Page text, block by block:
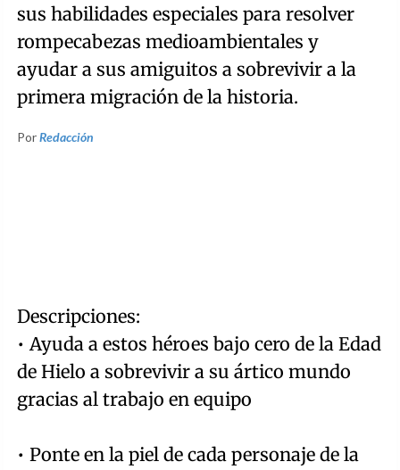
sus habilidades especiales para resolver
rompecabezas medioambientales y
ayudar a sus amiguitos a sobrevivir a la
primera migración de la historia.
PorRedacción
Descripciones:
• Ayuda a estos héroes bajo cero de la Edad
de Hielo a sobrevivir a su ártico mundo
gracias al trabajo en equipo
• Ponte en la piel de cada personaje de la